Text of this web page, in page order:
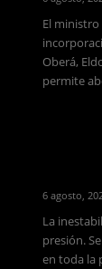
El
Oberá,
permite
6 agosto,
La
presión.
en toda la